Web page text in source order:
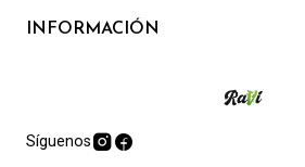
INFORMACIÓN
Síguenos